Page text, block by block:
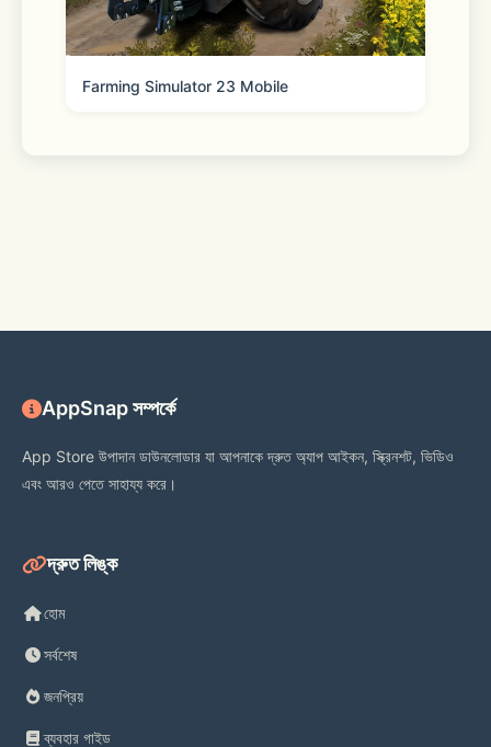
schedule vaccinations, locate testing
sites and more.
Use your phone to shop in-store and
Farming Simulator 23 Mobile
AppSnap সম্পর্কে
App Store উপাদান ডাউনলোডার যা আপনাকে দ্রুত অ্যাপ আইকন, স্ক্রিনশট, ভিডিও
এবং আরও পেতে সাহায্য করে।
দ্রুত লিঙ্ক
হোম
সর্বশেষ
জনপ্রিয়
ব্যবহার গাইড